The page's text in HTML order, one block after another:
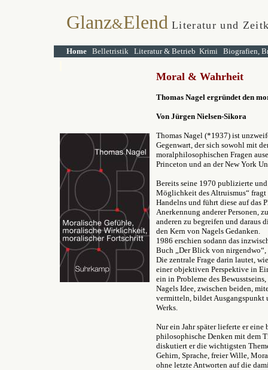
Glanz&Elend Literatur und
Home Belletristik Literatur & Betrieb Krimi Biografien,
Moral & Wahrheit
Thomas Nagel ergründet den
Von Jürgen Nielsen-Sikora
Thomas Nagel (*1937) ist
Gegenwart, der sich sowohl mit
moralphilosophischen Fragen
Princeton und an der New York
Bereits seine 1970 publizierte
Möglichkeit des Altruismus“ fragt
Handelns und führt diese auf das
Anerkennung anderer Personen,
anderen zu begreifen und daraus
den Kern von Nagels Gedanken.
1986 erschien sodann das
Buch „Der Blick von nirgendwo“,
Die zentrale Frage darin lautet,
einer objektiven Perspektive in
ein in Probleme des
Nagels Idee, zwischen beiden,
vermitteln, bildet Ausgangspunkt
Werks.
Nur ein Jahr später lieferte er
philosophische Denken mit dem
diskutiert er die wichtigsten
Gehirn, Sprache, freier Wille,
ohne letzte Antworten auf die